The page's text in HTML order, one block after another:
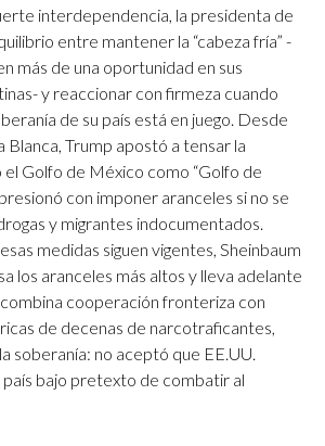
interdependencia, la presidenta de
entre mantener la “cabeza fría” -
más de una oportunidad en sus
y reaccionar con firmeza cuando
de su país está en juego. Desde
Blanca, Trump apostó a tensar la
Golfo de México como “Golfo de
con imponer aranceles si no se
y migrantes indocumentados.
medidas siguen vigentes, Sheinbaum
los aranceles más altos y lleva adelante
cooperación fronteriza con
de decenas de narcotraficantes,
soberanía: no aceptó que EE.UU.
país bajo pretexto de combatir al